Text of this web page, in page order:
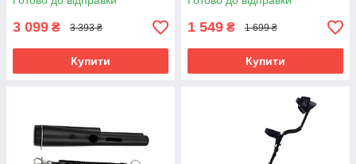
3 099 ₴ 3 393 ₴
Купити
1 549 ₴ 1 699 ₴
Купити